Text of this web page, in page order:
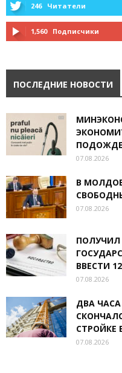
246 Читатели
1,560 Подписчики
ПОСЛЕДНИЕ НОВОСТИ
07.08.2026
В
07.08.2026
ВВЕСТИ
07.08.2026
ДВА
СТРОЙКЕ
07.08.2026